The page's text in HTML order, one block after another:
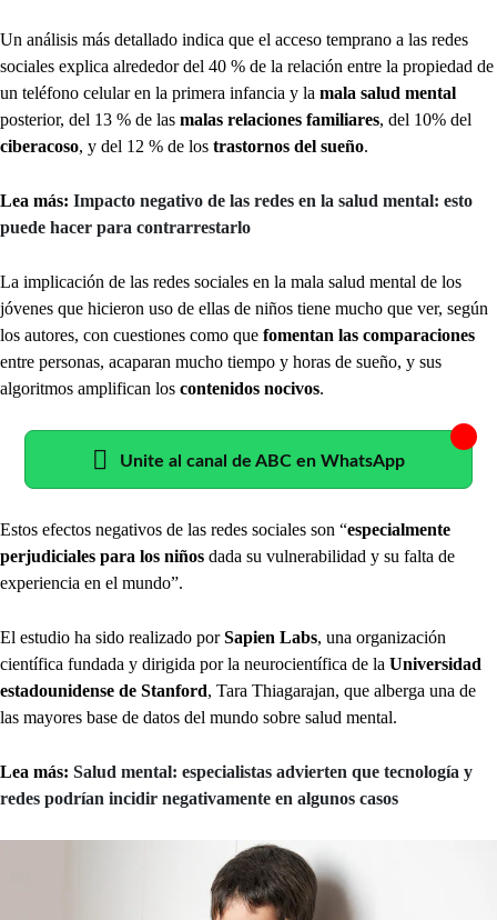
Un análisis más detallado indica que el acceso temprano a las redes
sociales explica alrededor del 40 % de la relación entre la propiedad de
un teléfono celular en la primera infancia y la mala salud mental
posterior, del 13 % de las malas relaciones familiares, del 10% del
ciberacoso, y del 12 % de los trastornos del sueño.
Lea más: Impacto negativo de las redes en la salud mental: esto
puede hacer para contrarrestarlo
La implicación de las redes sociales en la mala salud mental de los
jóvenes que hicieron uso de ellas de niños tiene mucho que ver, según
los autores, con cuestiones como que fomentan las comparaciones
entre personas, acaparan mucho tiempo y horas de sueño, y sus
algoritmos amplifican los contenidos nocivos.
Unite al canal de ABC en WhatsApp
Estos efectos negativos de las redes sociales son “especialmente
perjudiciales para los niños dada su vulnerabilidad y su falta de
experiencia en el mundo”.
El estudio ha sido realizado porSapien Labs, una organización
científica fundada y dirigida por la neurocientífica de la Universidad
estadounidense de Stanford, Tara Thiagarajan, que alberga una de
las mayores base de datos del mundo sobre salud mental.
Lea más: Salud mental: especialistas advierten que tecnología y
redes podrían incidir negativamente en algunos casos